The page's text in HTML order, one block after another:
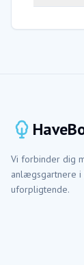
Vi forbinder dig
anlægsgartnere i
uforpligtende.